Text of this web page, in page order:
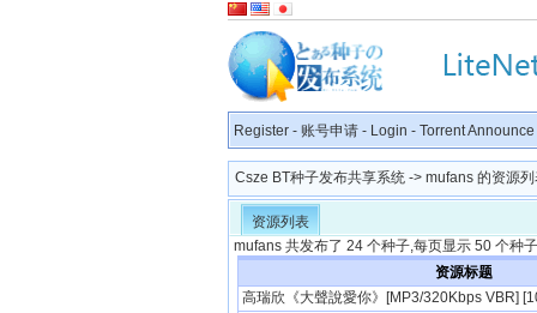
Register - 账号申请 - Login - Torrent Announce
Csze BT种子发布共享系统 -> mufans 的资源
资源列表
mufans 共发布了 24 个种子,每页显示 50 个种
资源标题
高瑞欣《大聲說愛你》[MP3/320Kbps VBR]